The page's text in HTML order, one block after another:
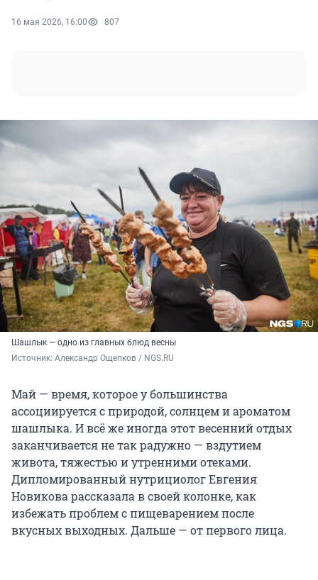
16 мая 2026, 16:00 807
Шашлык — одно из главных блюд весны
Источник: Александр Ощепков / NGS.RU
Май — время, которое у большинства
ассоциируется с природой, солнцем и ароматом
шашлыка. И всё же иногда этот весенний отдых
заканчивается не так радужно — вздутием
живота, тяжестью и утренними отеками.
Дипломированный нутрициолог Евгения
Новикова рассказала в своей колонке, как
избежать проблем с пищеварением после
вкусных выходных. Дальше — от первого лица.